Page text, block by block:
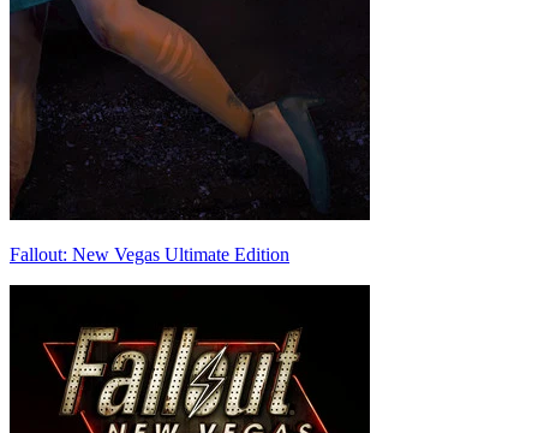
Fallout: New Vegas Ultimate Edition